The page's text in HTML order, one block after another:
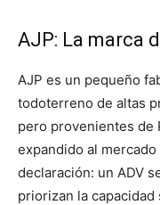
AJP: La marca
AJP es un pequeño
todoterreno de altas
pero provenientes de
expandido al
declaración: un ADV
priorizan la